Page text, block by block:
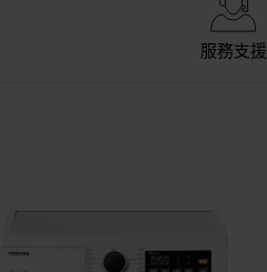
服務支援